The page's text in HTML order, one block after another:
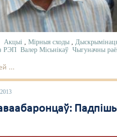
Акцыі ,Мірныя сходы
РЭП Валер Місьнікаў Чыгуначны
...